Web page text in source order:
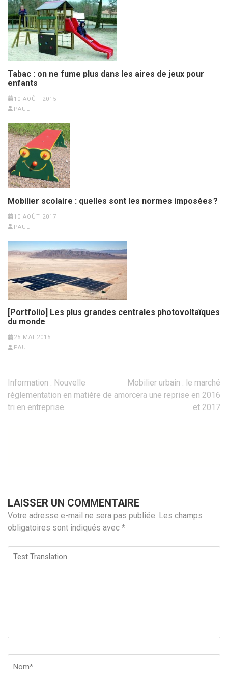
Tabac : on ne fume plus dans les aires de jeux pour
enfants
10 AOÛT 2015
PAUL
Mobilier scolaire : quelles sont les normes imposées ?
10 AOÛT 2017
PAUL
[Portfolio] Les plus grandes centrales photovoltaïques
du monde
25 MAI 2015
PAUL
Navigation
de
l’article
Information : Nouvelle
réglementation en matière de
tri en entreprise
Mobilier urbain : le marché
amorcera une reprise en 2016
et 2017
LAISSER UN COMMENTAIRE
Votre adresse e-mail ne sera pas publiée. Les champs
obligatoires sont indiqués avec *
Test